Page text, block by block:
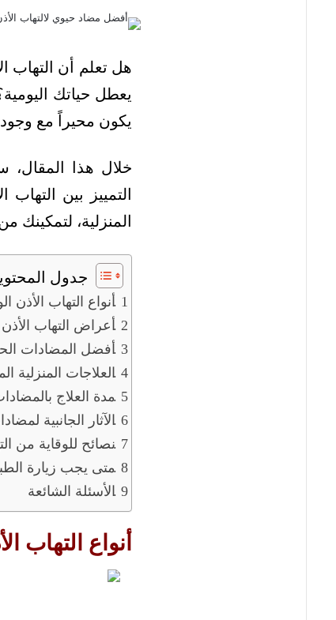
هل تعلم أن التهاب
يعطل حياتك
يكون محيراً مع وجود
خلال هذا المقال،
التمييز بين
المنزلية،
جدول
أنواع التهاب الأذن
أعراض التهاب
أفضل المضادات
العلاجات المنزلية
مدة العلاج
الآثار الجانبية
نصائح للوقاية من
متى يجب زيارة
الأسئلة الشائعة
أنواع التهاب